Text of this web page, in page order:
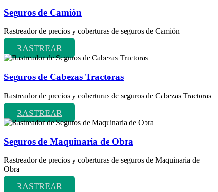
Seguros de Camión
Rastreador de precios y coberturas de seguros de Camión
RASTREAR
Seguros de Cabezas Tractoras
Rastreador de precios y coberturas de seguros de Cabezas Tractoras
RASTREAR
Seguros de Maquinaria de Obra
Rastreador de precios y coberturas de seguros de Maquinaria de
Obra
RASTREAR